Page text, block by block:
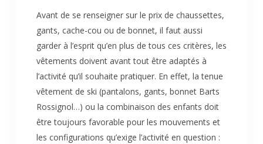
Avant de se renseigner sur le prix de chaussettes,
gants, cache-cou ou de bonnet, il faut aussi
garder à l’esprit qu’en plus de tous ces critères, les
vêtements doivent avant tout être adaptés à
l’activité qu’il souhaite pratiquer. En effet, la tenue
vêtement de ski (pantalons, gants, bonnet Barts
Rossignol…) ou la combinaison des enfants doit
être toujours favorable pour les mouvements et
les configurations qu’exige l’activité en question :